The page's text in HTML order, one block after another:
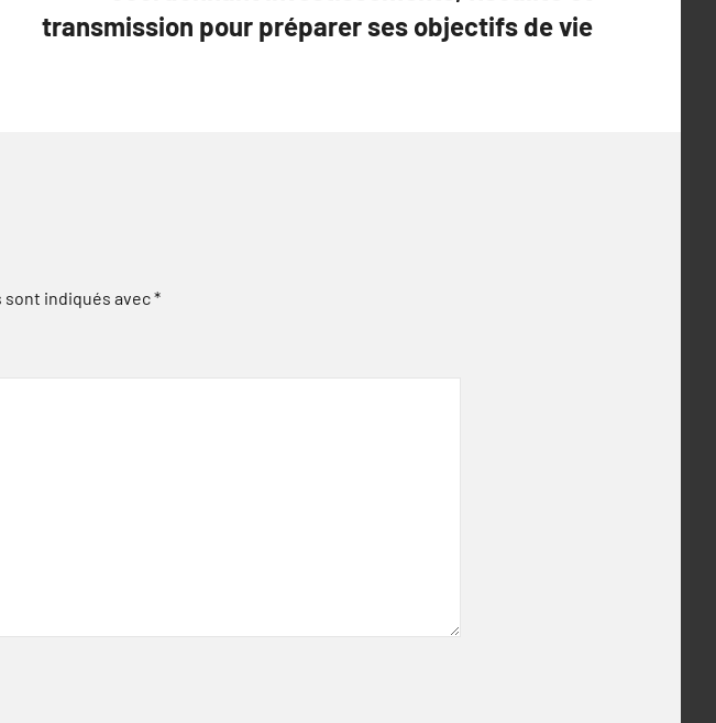
transmission pour préparer ses objectifs de vie
indiqués avec*